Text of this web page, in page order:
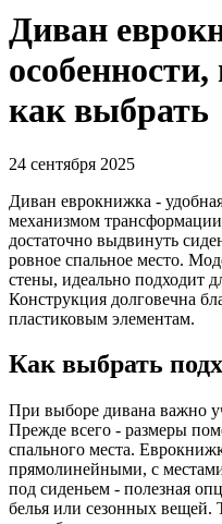
Диван
как выбрать
24 сентября 2025
Диван еврокнижка -
механизмом
достаточно выдвинуть
ровное спальное место.
стены, идеально подходит
Конструкция долговечна
пластиковым элементам.
Как выбрать
При выборе дивана важно
Прежде всего - размеры
спального места.
прямолинейными, с
под сиденьем - полезная
белья или сезонных вещей.